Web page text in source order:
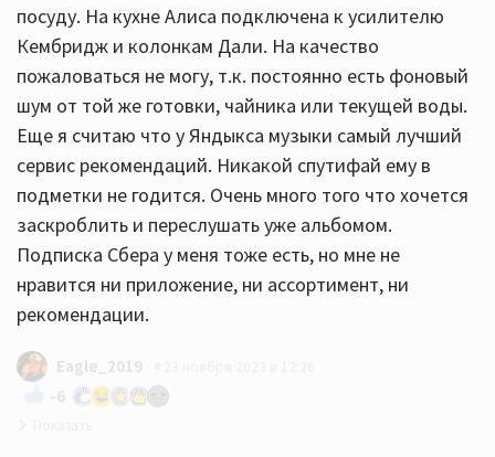
посуду. На кухне Алиса подключена к усилителю
Кембридж и колонкам Дали. На качество
пожаловаться не могу, т.к. постоянно есть фоновый
шум от той же готовки, чайника или текущей воды.
Еще я считаю что у Яндыкса музыки самый лучший
сервис рекомендаций. Никакой спутифай ему в
подметки не годится. Очень много того что хочется
заскроблить и переслушать уже альбомом.
Подписка Сбера у меня тоже есть, но мне не
нравится ни приложение, ни ассортимент, ни
рекомендации.
Eagle_2019
-6